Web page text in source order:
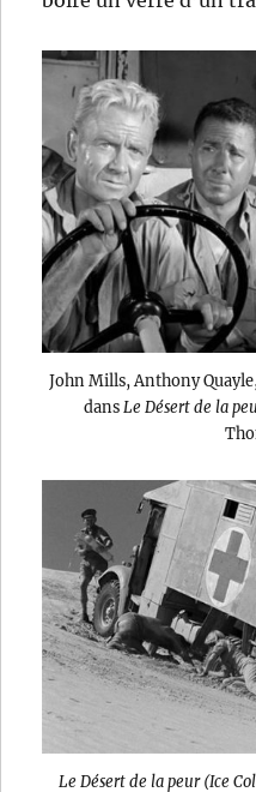
John Mills, Anthony
dans Le Désert de la
Le Désert de la peur (Ice